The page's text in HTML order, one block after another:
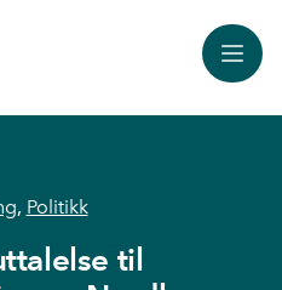
Meny
, Politikk
til